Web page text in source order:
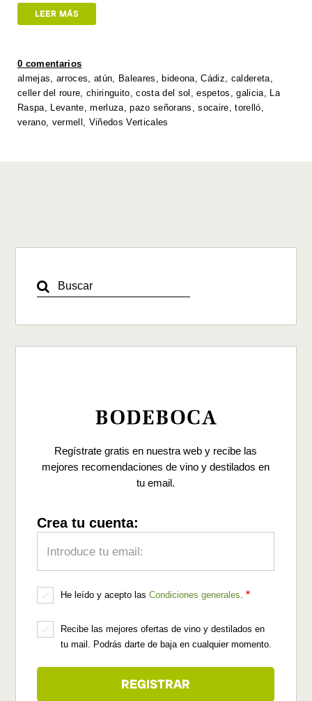
at
A
p
p
tt
o
o
k
n
n
k
LEER MÁS
0 comentarios
almejas, arroces, atún, Baleares , bideona,Cádiz, caldereta,
celler del roure, chiringuito,costa del sol ,espetos ,galicia, La
Raspa, Levante,merluza,pazo señorans ,socaire,torelló,
verano, vermell , Viñedos Verticales